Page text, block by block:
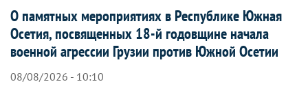
О памятных мероприятиях в Республике Южная
Осетия, посвященных 18-й годовщине начала
военной агрессии Грузии против Южной Осетии
08/08/2026 - 10:10